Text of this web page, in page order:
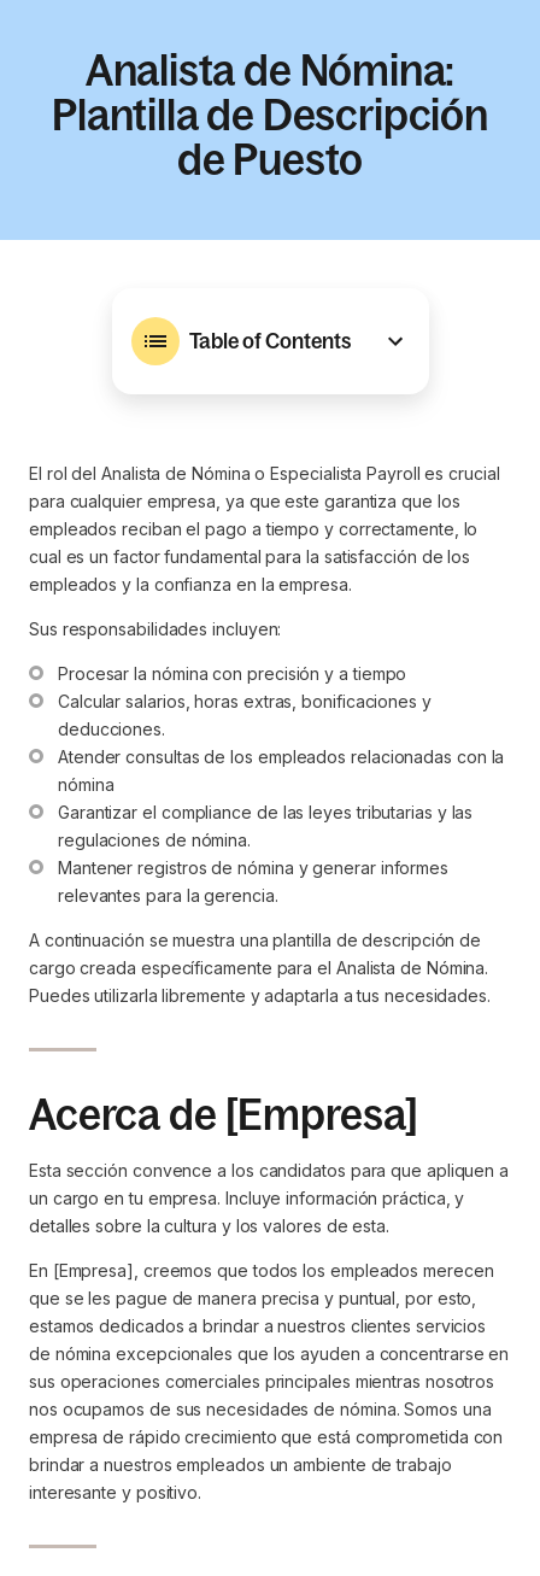
Analista de Nómina:
Plantilla de Descripción
de Puesto
Table of Contents
El rol del Analista de Nómina o Especialista Payroll es crucial
para cualquier empresa, ya que este garantiza que los
empleados reciban el pago a tiempo y correctamente, lo
cual es un factor fundamental para la satisfacción de los
empleados y la confianza en la empresa.
Sus responsabilidades incluyen:
Procesar la nómina con precisión y a tiempo
Calcular salarios, horas extras, bonificaciones y
deducciones.
Atender consultas de los empleados relacionadas con la
nómina
Garantizar el compliance de las leyes tributarias y las
regulaciones de nómina.
Mantener registros de nómina y generar informes
relevantes para la gerencia.
A continuación se muestra una plantilla de descripción de
cargo creada específicamente para el Analista de Nómina.
Puedes utilizarla libremente y adaptarla a tus necesidades.
Acerca de [Empresa]
Esta sección convence a los candidatos para que apliquen a
un cargo en tu empresa. Incluye información práctica, y
detalles sobre la cultura y los valores de esta.
En [Empresa], creemos que todos los empleados merecen
que se les pague de manera precisa y puntual, por esto,
estamos dedicados a brindar a nuestros clientes servicios
de nómina excepcionales que los ayuden a concentrarse en
sus operaciones comerciales principales mientras nosotros
nos ocupamos de sus necesidades de nómina. Somos una
empresa de rápido crecimiento que está comprometida con
brindar a nuestros empleados un ambiente de trabajo
interesante y positivo.